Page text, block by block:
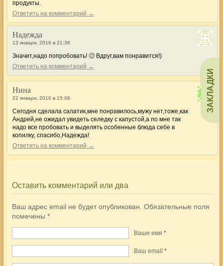
ЗАКЛАДКИ
продукты.
Ответить на комментарий →
Надежда
13 января, 2016 в 21:36
Значит,надо попробовать! 🙂 Вдруг,вам понравится!)
Ответить на комментарий →
Нина
22 января, 2016 в 15:08
Сегодня сделала салатик,мне понравилось,мужу нет,тоже,как
Андрей,не ожидал увидеть селедку с капустой,а по мне так
надо все пробовать и выделять особенные блюда себе в
копилку, спасибо,Надежда!
Ответить на комментарий →
Оставить комментарий или два
Ваш адрес email не будет опубликован. Обязательные поля
помечены *
Ваше имя *
Ваш еmail *